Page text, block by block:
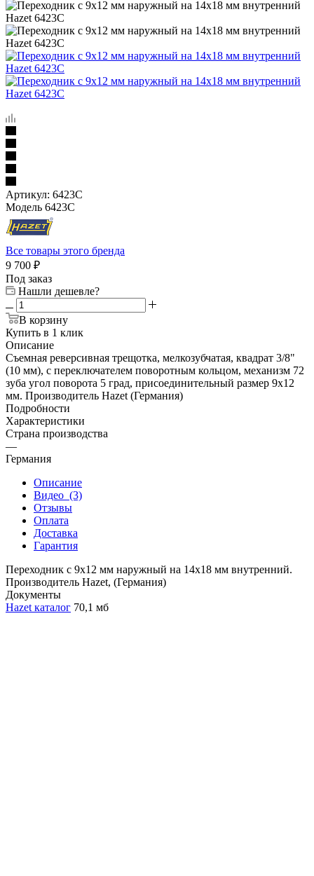
Артикул: 6423C
Модель 6423C
Все товары этого бренда
9 700 ₽
Под заказ
Нашли дешевле?
В корзину
Купить в 1 клик
Описание
Съемная реверсивная трещотка, мелкозубчатая, квадрат 3/8"
(10 мм), с переключателем поворотным кольцом, механизм 72
зуба угол поворота 5 град, присоединительный размер 9х12
мм. Производитель Hazet (Германия)
Подробности
Характеристики
Страна производства
—
Германия
Описание
Видео (3)
Отзывы
Оплата
Доставка
Гарантия
Переходник с 9х12 мм наружный на 14х18 мм внутренний.
Производитель Hazet, (Германия)
Документы
Hazet каталог 70,1 мб